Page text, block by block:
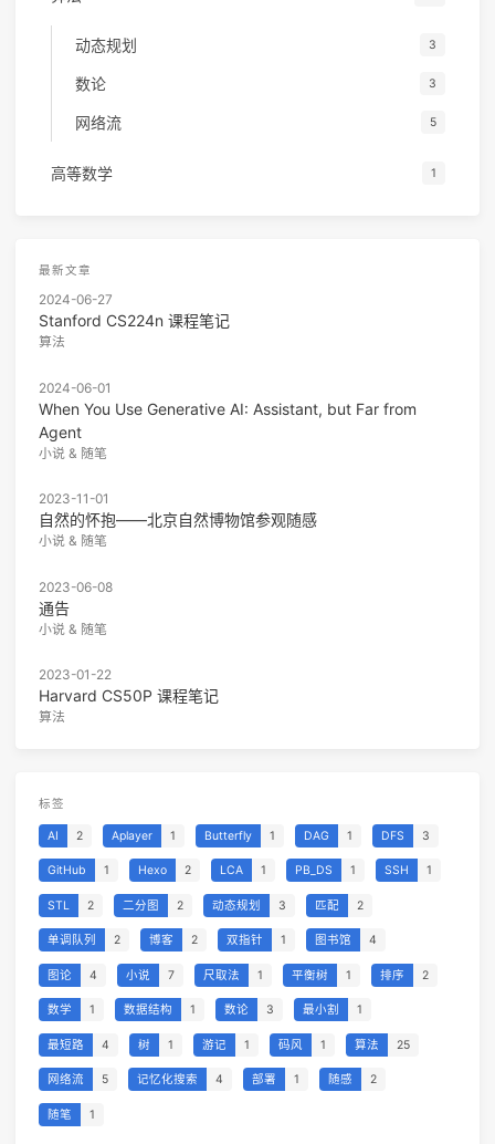
动态规划 3
数论 3
网络流 5
高等数学 1
最新文章
2024-06-27
Stanford CS224n 课程笔记
算法
2024-06-01
When You Use Generative AI: Assistant, but Far from
Agent
小说 & 随笔
2023-11-01
自然的怀抱——北京自然博物馆参观随感
小说 & 随笔
2023-06-08
通告
小说 & 随笔
2023-01-22
Harvard CS50P 课程笔记
算法
标签
AI 2 Aplayer 1 Butterfly 1 DAG 1 DFS 3
GitHub 1 Hexo 2 LCA 1 PB_DS 1 SSH 1
STL 2 二分图 2 动态规划 3 匹配 2
单调队列 2 博客 2 双指针 1 图书馆 4
图论 4 小说 7 尺取法 1 平衡树 1 排序 2
数学 1 数据结构 1 数论 3 最小割 1
最短路 4 树 1 游记 1 码风 1 算法 25
网络流 5 记忆化搜索 4 部署 1 随感 2
随笔 1